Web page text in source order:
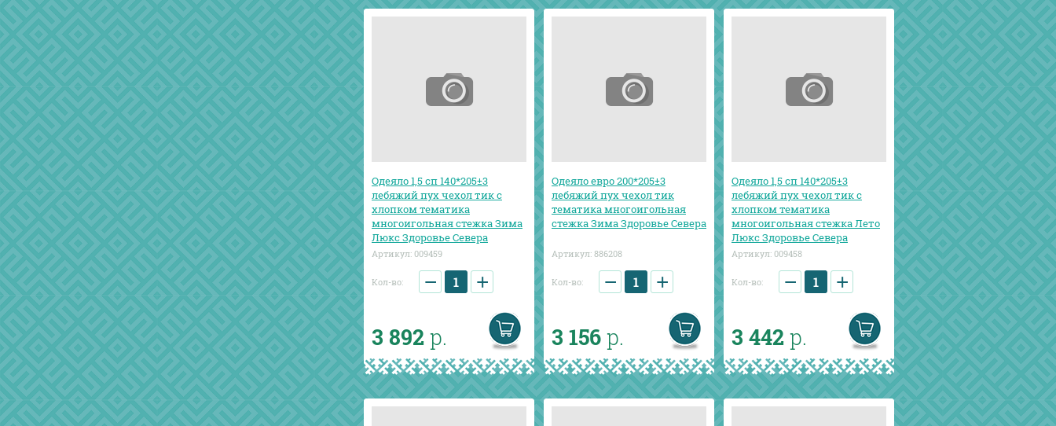
Одеяло 1,5 сп 140*205±3
лебяжий пух чехол тик с
хлопком тематика
многоигольная стежка Зима
Люкс Здоровье Севера
Артикул: 009459
Кол-во: − +
3 892 р.
Одеяло евро 200*205±3
лебяжий пух чехол тик
тематика многоигольная
стежка Зима Здоровье Севера
Артикул: 886208
Кол-во: − +
3 156 р.
Одеяло 1,5 сп 140*205±3
лебяжий пух чехол тик с
хлопком тематика
многоигольная стежка Лето
Люкс Здоровье Севера
Артикул: 009458
Кол-во: − +
3 442 р.